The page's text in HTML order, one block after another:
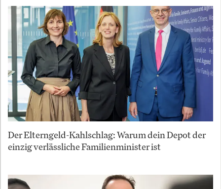
Der Elterngeld-Kahlschlag: Warum dein Depot der
einzig verlässliche Familienminister ist